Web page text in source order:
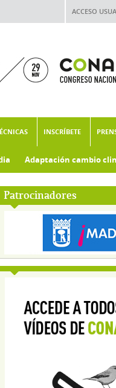
ACCESO
INSCRÍBETE
Adaptación cambio
Patrocinadores